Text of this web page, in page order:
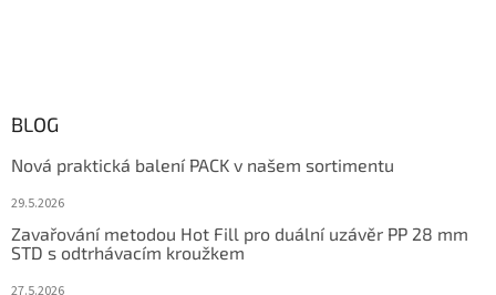
BLOG
Nová praktická balení PACK v našem sortimentu
29.5.2026
Zavařování metodou Hot Fill pro duální uzávěr PP 28 mm
STD s odtrhávacím kroužkem